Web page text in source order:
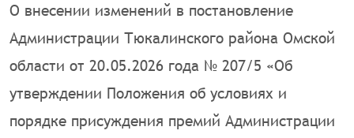
О внесении изменений в постановление
Администрации Тюкалинского района Омской
области от 20.05.2026 года № 207/5 «Об
утверждении Положения об условиях и
порядке присуждения премий Администрации